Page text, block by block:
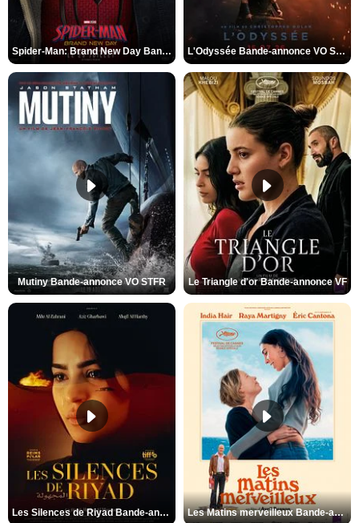
Spider-Man: Brand New Day Bande-annonce VO STFR L'Odyssée Bande-annonce VO STFR
Mutiny Bande-annonce VO STFR Le Triangle d'or Bande-annonce VF
Les Silences de Riyad Bande-annonce VO STFR Les Matins merveilleux Bande-annonce VF